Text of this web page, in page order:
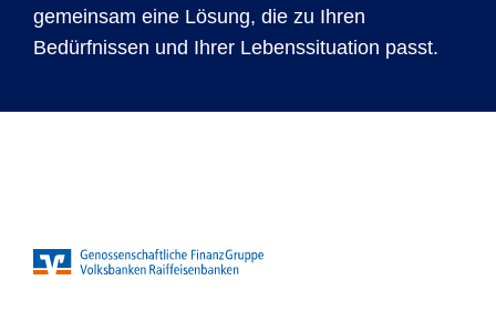
gemeinsam eine Lösung, die zu Ihren
Bedürfnissen und Ihrer Lebenssituation passt.